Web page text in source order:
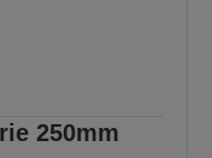
250mm